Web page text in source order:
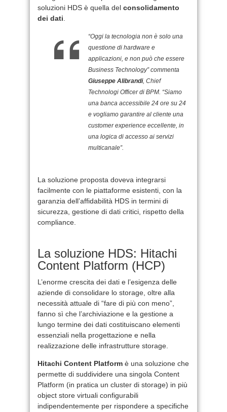
soluzioni HDS è quella del consolidamento
dei dati.
“Oggi la tecnologia non è solo una
questione di hardware e
applicazioni, e non può che essere
Business Technology” commenta
Giuseppe Alibrandi, Chief
Technologi Officer di BPM. “Siamo
una banca accessibile 24 ore su 24
e vogliamo garantire al cliente una
customer experience eccellente, in
una logica di accesso ai servizi
multicanale”.
La soluzione proposta doveva integrarsi
facilmente con le piattaforme esistenti, con la
garanzia dell’affidabilità HDS in termini di
sicurezza, gestione di dati critici, rispetto della
compliance.
La soluzione HDS: Hitachi
Content Platform (HCP)
L’enorme crescita dei dati e l’esigenza delle
aziende di consolidare lo storage, oltre alla
necessità attuale di “fare di più con meno”,
fanno sì che l’archiviazione e la gestione a
lungo termine dei dati costituiscano elementi
essenziali nella progettazione e nella
realizzazione delle infrastrutture storage.
Hitachi Content Platform è una soluzione che
permette di suddividere una singola Content
Platform (in pratica un cluster di storage) in più
object store virtuali configurabili
indipendentemente per rispondere a specifiche